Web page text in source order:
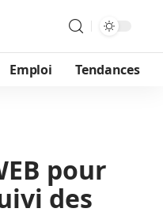
Emploi Tendances
pour
des